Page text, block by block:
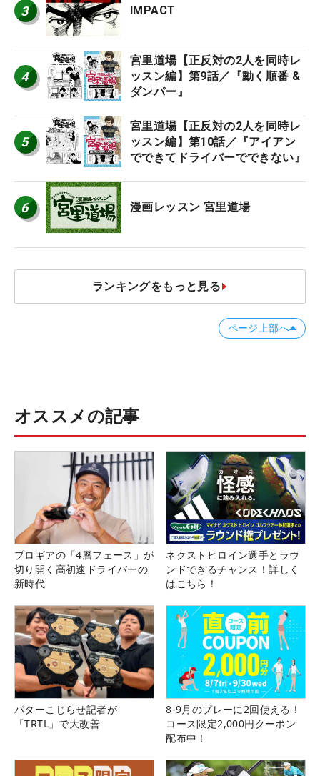
3 IMPACT
4
宮里道場【正反対の2人を同時レ
ッスン編】第9話／『動く順番 &
ダンパー』
5
宮里道場【正反対の2人を同時レ
ッスン編】第10話／『アイアン
でできてドライバーでできない』
6 漫画レッスン 宮里道場
ランキングをもっと見る
ページ上部へ
オススメの記事
プロギアの「4層フェース」が
切り開く高初速ドライバーの
新時代
ネクストヒロイン選手とラウ
ンドできるチャンス！詳しく
はこちら！
パターこじらせ記者が
「TRTL」で大改善
8-9月のプレーに2回使える！
コース限定2,000円クーポン
配布中！